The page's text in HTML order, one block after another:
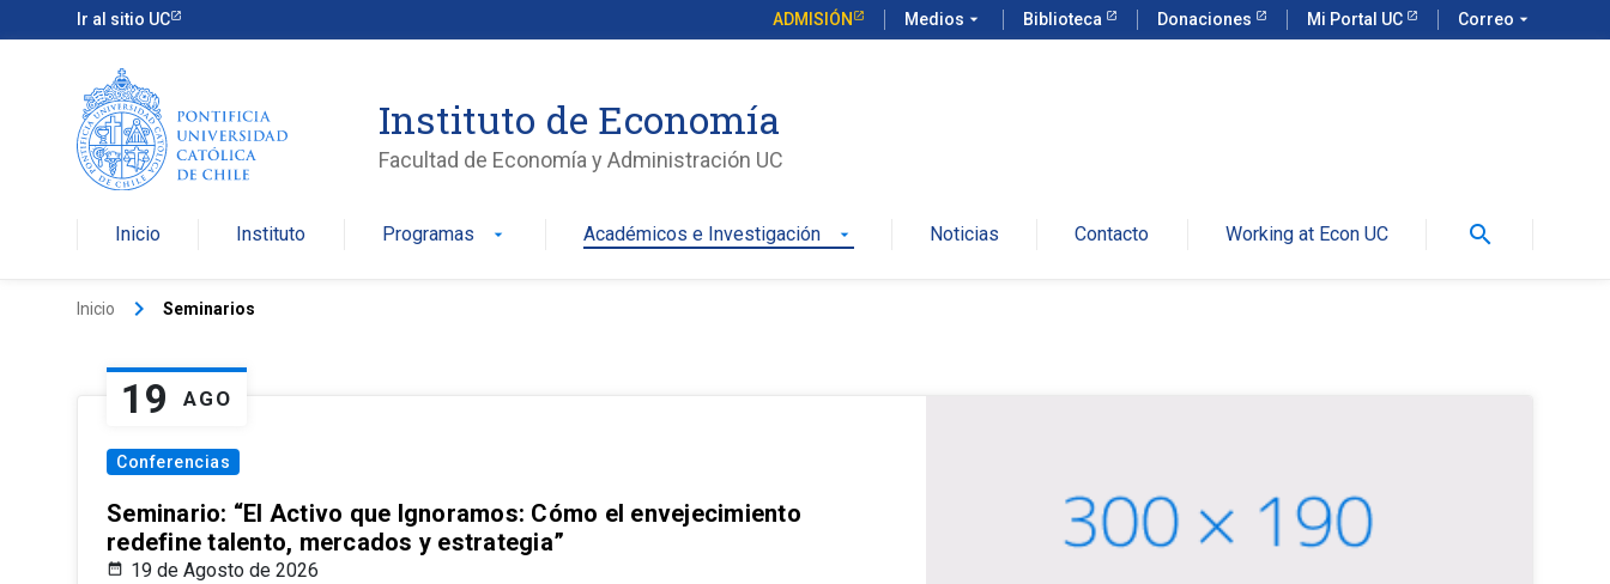
Ir al sitio UC ADMISIÓN Medios arrow_drop_down Biblioteca Donaciones Mi Portal UC Correo arrow_drop_down
Instituto de Economía
Facultad de Economía y Administración UC
Inicio Instituto Programas arrow_drop_down Académicos e Investigación arrow_drop_down Noticias Contacto Working at Econ UC search
Inicio keyboard_arrow_right Seminarios
19 AGO
Conferencias
Seminario: “El Activo que Ignoramos: Cómo el envejecimiento
redefine talento, mercados y estrategia”
19 de Agosto de 2026